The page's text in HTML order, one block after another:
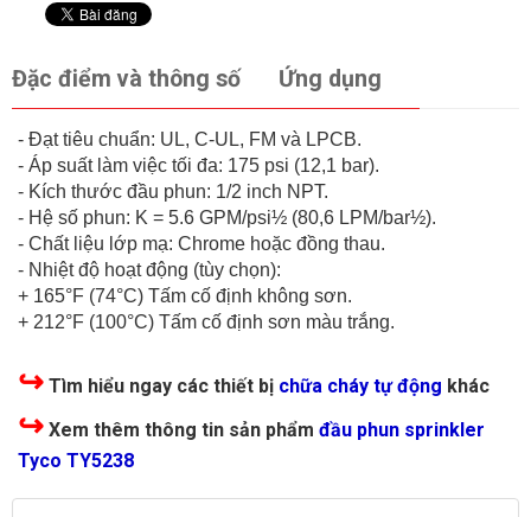
Đặc điểm và thông số Ứng dụng
- Đạt tiêu chuẩn: UL, C-UL, FM và LPCB.
- Áp suất làm việc tối đa: 175 psi (12,1 bar).
- Kích thước đầu phun: 1/2 inch NPT.
- Hệ số phun: K = 5.6 GPM/psi½ (80,6 LPM/bar½).
- Chất liệu lớp mạ: Chrome hoặc đồng thau.
- Nhiệt độ hoạt động (tùy chọn):
+ 165°F (74°C) Tấm cố định không sơn.
+ 212°F (100°C) Tấm cố định sơn màu trắng.
↪ Tìm hiểu ngay các thiết bị chữa cháy tự động khác
↪ Xem thêm thông tin sản phẩm đầu phun sprinkler
Tyco TY5238